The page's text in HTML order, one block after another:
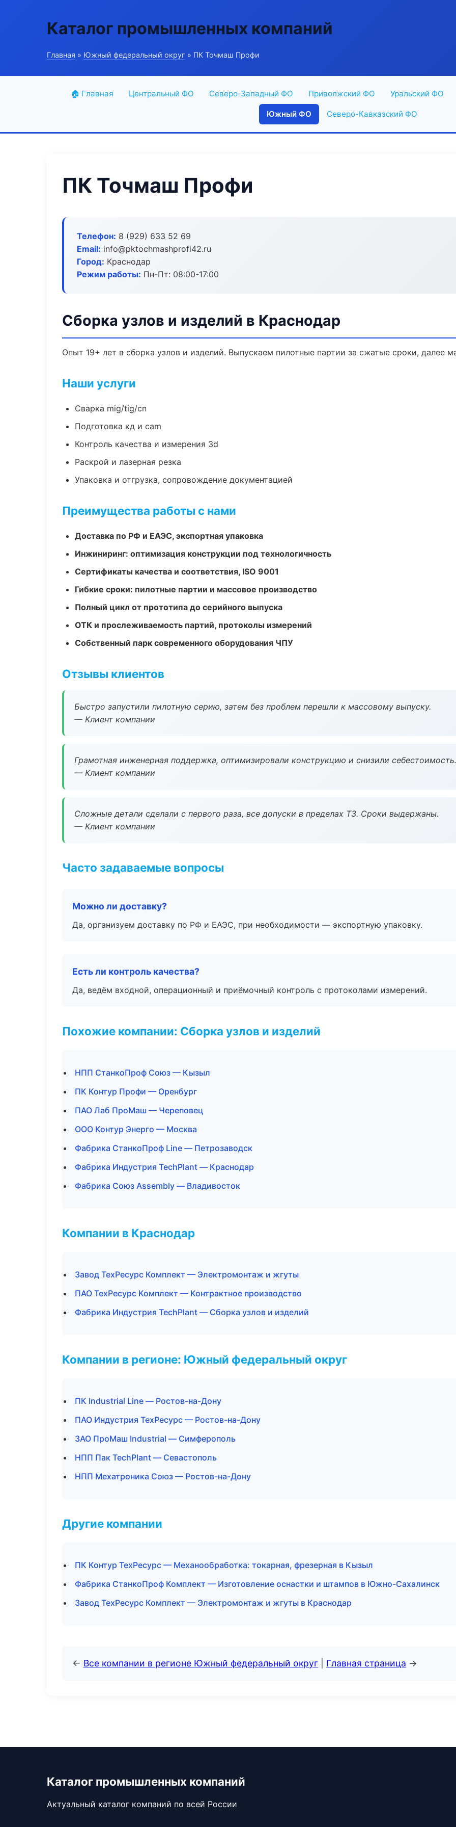
Каталог промышленных компаний
Главная » Южный федеральный округ » ПК Точмаш Профи
🏠 Главная Центральный ФО Северо-Западный ФО Приволжский ФО Уральский ФО
Южный ФО Северо-Кавказский ФО
ПК Точмаш Профи
Телефон: 8 (929) 633 52 69
Email: info@pktochmashprofi42.ru
Город: Краснодар
Режим работы: Пн-Пт: 08:00-17:00
Сборка узлов и изделий в Краснодар
Опыт 19+ лет в сборка узлов и изделий. Выпускаем пилотные партии за сжатые сроки, далее
Наши услуги
Сварка mig/tig/сп
Подготовка кд и cam
Контроль качества и измерения 3d
Раскрой и лазерная резка
Упаковка и отгрузка, сопровождение документацией
Преимущества работы с нами
Доставка по РФ и ЕАЭС, экспортная упаковка
Инжиниринг: оптимизация конструкции под технологичность
Сертификаты качества и соответствия, ISO 9001
Гибкие сроки: пилотные партии и массовое производство
Полный цикл от прототипа до серийного выпуска
ОТК и прослеживаемость партий, протоколы измерений
Собственный парк современного оборудования ЧПУ
Отзывы клиентов
Быстро запустили пилотную серию, затем без проблем перешли к массовому выпуску.
— Клиент компании
Грамотная инженерная поддержка, оптимизировали конструкцию и снизили себестоимость.
— Клиент компании
Сложные детали сделали с первого раза, все допуски в пределах ТЗ. Сроки выдержаны.
— Клиент компании
Часто задаваемые вопросы
Можно ли доставку?
Да, организуем доставку по РФ и ЕАЭС, при необходимости — экспортную упаковку.
Есть ли контроль качества?
Да, ведём входной, операционный и приёмочный контроль с протоколами измерений.
Похожие компании: Сборка узлов и изделий
НПП СтанкоПроф Союз — Кызыл
ПК Контур Профи — Оренбург
ПАО Лаб ПроМаш — Череповец
ООО Контур Энерго — Москва
Фабрика СтанкоПроф Line — Петрозаводск
Фабрика Индустрия TechPlant — Краснодар
Фабрика Союз Assembly — Владивосток
Компании в Краснодар
Завод ТехРесурс Комплект — Электромонтаж и жгуты
ПАО ТехРесурс Комплект — Контрактное производство
Фабрика Индустрия TechPlant — Сборка узлов и изделий
Компании в регионе: Южный федеральный округ
ПК Industrial Line — Ростов-на-Дону
ПАО Индустрия ТехРесурс — Ростов-на-Дону
ЗАО ПроМаш Industrial — Симферополь
НПП Пак TechPlant — Севастополь
НПП Мехатроника Союз — Ростов-на-Дону
Другие компании
ПК Контур ТехРесурс — Механообработка: токарная, фрезерная в Кызыл
Фабрика СтанкоПроф Комплект — Изготовление оснастки и штампов в Южно-Сахалинск
Завод ТехРесурс Комплект — Электромонтаж и жгуты в Краснодар
← Все компании в регионе Южный федеральный округ Главная страница →
Каталог промышленных компаний
Актуальный каталог компаний по всей России